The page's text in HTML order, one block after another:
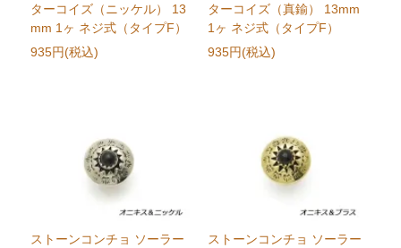
ターコイズ（ニッケル） 13
mm 1ヶ ネジ式（タイプF）
935円(税込)
ターコイズ（真鍮） 13mm
1ヶ ネジ式（タイプF）
935円(税込)
ストーンコンチョ ソーラー
ストーンコンチョ ソーラー